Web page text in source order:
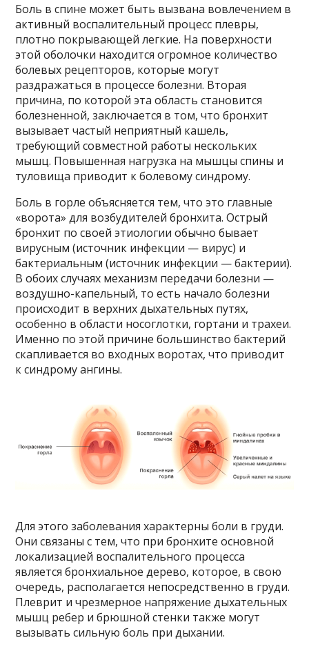
Боль в спине может быть вызвана вовлечением в
активный воспалительный процесс плевры,
плотно покрывающей легкие. На поверхности
этой оболочки находится огромное количество
болевых рецепторов, которые могут
раздражаться в процессе болезни. Вторая
причина, по которой эта область становится
болезненной, заключается в том, что бронхит
вызывает частый неприятный кашель,
требующий совместной работы нескольких
мышц. Повышенная нагрузка на мышцы спины и
туловища приводит к болевому синдрому.
Боль в горле объясняется тем, что это главные
«ворота» для возбудителей бронхита. Острый
бронхит по своей этиологии обычно бывает
вирусным (источник инфекции — вирус) и
бактериальным (источник инфекции — бактерии).
В обоих случаях механизм передачи болезни —
воздушно-капельный, то есть начало болезни
происходит в верхних дыхательных путях,
особенно в области носоглотки, гортани и трахеи.
Именно по этой причине большинство бактерий
скапливается во входных воротах, что приводит
к синдрому ангины.
Для этого заболевания характерны боли в груди.
Они связаны с тем, что при бронхите основной
локализацией воспалительного процесса
является бронхиальное дерево, которое, в свою
очередь, располагается непосредственно в груди.
Плеврит и чрезмерное напряжение дыхательных
мышц ребер и брюшной стенки также могут
вызывать сильную боль при дыхании.